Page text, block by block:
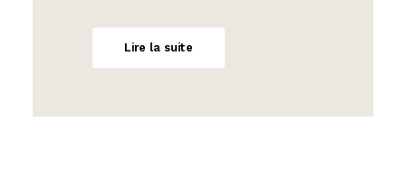
Lire la suite